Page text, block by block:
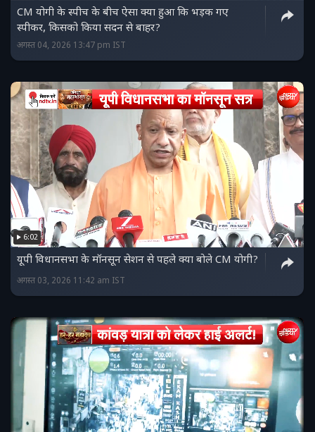
CM योगी के स्पीच के बीच ऐसा क्या हुआ कि भड़क गए
स्पीकर, किसको किया सदन से बाहर?
अगस्त 04, 2026 13:47 pm IST
6:02
यूपी व‍िधानसभा के मॉनसून सेशन से पहले क्या बोले CM योगी?
अगस्त 03, 2026 11:42 am IST